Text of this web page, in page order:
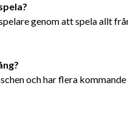
genom att spela allt
och har flera